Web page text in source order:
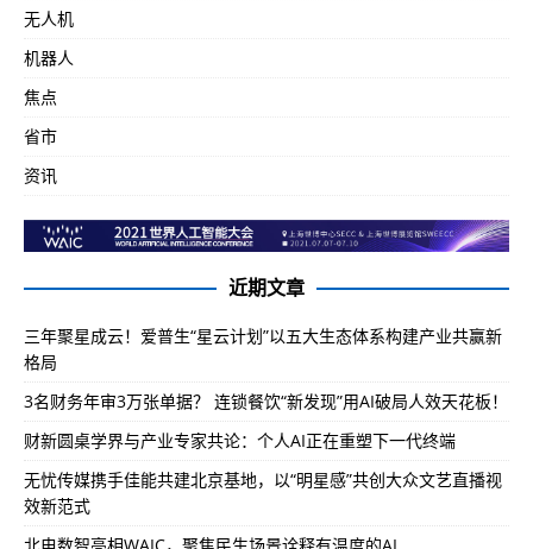
无人机
机器人
焦点
省市
资讯
近期文章
三年聚星成云！爱普生“星云计划”以五大生态体系构建产业共赢新
格局
3名财务年审3万张单据？ 连锁餐饮“新发现”用AI破局人效天花板！
财新圆桌学界与产业专家共论：个人AI正在重塑下一代终端
无忧传媒携手佳能共建北京基地，以“明星感”共创大众文艺直播视
效新范式